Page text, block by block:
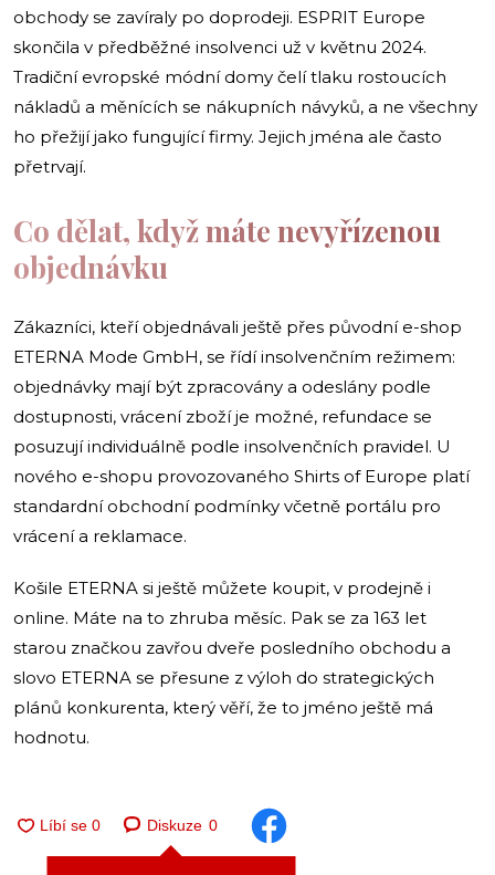
obchody se zavíraly po doprodeji. ESPRIT Europe
skončila v předběžné insolvenci už v květnu 2024.
Tradiční evropské módní domy čelí tlaku rostoucích
nákladů a měnících se nákupních návyků, a ne všechny
ho přežijí jako fungující firmy. Jejich jména ale často
přetrvají.
Co dělat, když máte nevyřízenou
objednávku
Zákazníci, kteří objednávali ještě přes původní e-shop
ETERNA Mode GmbH, se řídí insolvenčním režimem:
objednávky mají být zpracovány a odeslány podle
dostupnosti, vrácení zboží je možné, refundace se
posuzují individuálně podle insolvenčních pravidel. U
nového e-shopu provozovaného Shirts of Europe platí
standardní obchodní podmínky včetně portálu pro
vrácení a reklamace.
Košile ETERNA si ještě můžete koupit, v prodejně i
online. Máte na to zhruba měsíc. Pak se za 163 let
starou značkou zavřou dveře posledního obchodu a
slovo ETERNA se přesune z výloh do strategických
plánů konkurenta, který věří, že to jméno ještě má
hodnotu.
Diskuze 0